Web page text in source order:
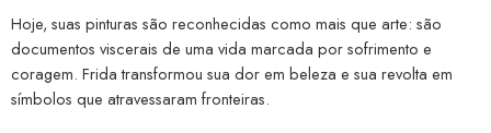
Hoje, suas pinturas são reconhecidas como mais que arte: são
documentos viscerais de uma vida marcada por sofrimento e
coragem. Frida transformou sua dor em beleza e sua revolta em
símbolos que atravessaram fronteiras.